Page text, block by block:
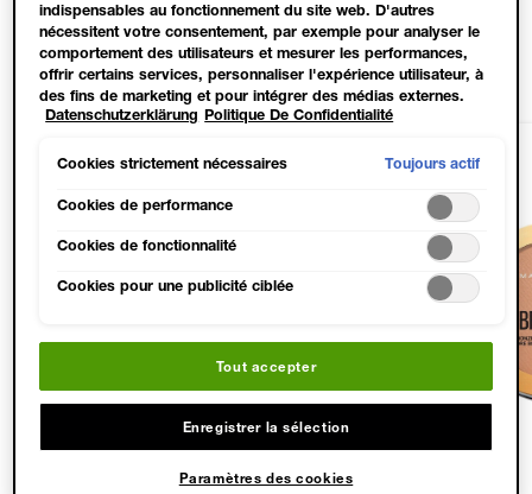
PRODUITS ADAPTÉS
4.3
4.6
indispensables au fonctionnement du site web. D'autres
nécessitent votre consentement, par exemple pour analyser le
comportement des utilisateurs et mesurer les performances,
offrir certains services, personnaliser l'expérience utilisateur, à
des fins de marketing et pour intégrer des médias externes.
Les cookies non indispensables peuvent être acceptés
consentement »). Il est également possible de personnaliser les
choix »). Vous pouvez modifier votre sélection à tout moment
en cliquant sur le lien « Paramètres des cookies ». Pour plus
d'informations, veuillez consulter notre politique de
Datenschutzerklärung Politique De Confidentialité
Cookies strictement nécessaires Toujours actif
Cookies de performance
Cookies de fonctionnalité
Cookies pour une publicité ciblée
Tout accepter
Enregistrer la sélection
Paramètres des cookies